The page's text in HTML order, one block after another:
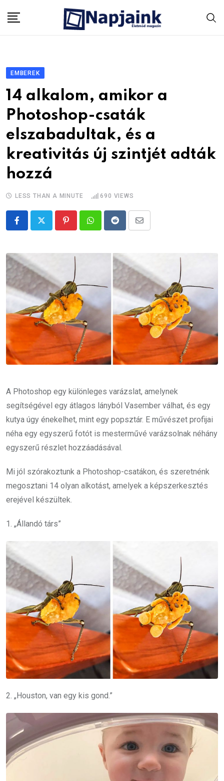
EMBEREK
14 alkalom, amikor a
Photoshop-csaták
elszabadultak, és a
kreativitás új szintjét adták
hozzá
LESS THAN A MINUTE 690 VIEWS
PinterestWhatsappRedditShare
A Photoshop egy különleges varázslat, amelynek
segítségével egy átlagos lányból Vasember válhat, és egy
kutya úgy énekelhet, mint egy popsztár. E művészet profijai
néha egy egyszerű fotót is mesterművé varázsolnak néhány
egyszerű részlet hozzáadásával.
Mi jól szórakoztunk a Photoshop-csatákon, és szeretnénk
megosztani 14 olyan alkotást, amelyek a képszerkesztés
erejével készültek.
1. „Állandó társ”
2. „Houston, van egy kis gond.”